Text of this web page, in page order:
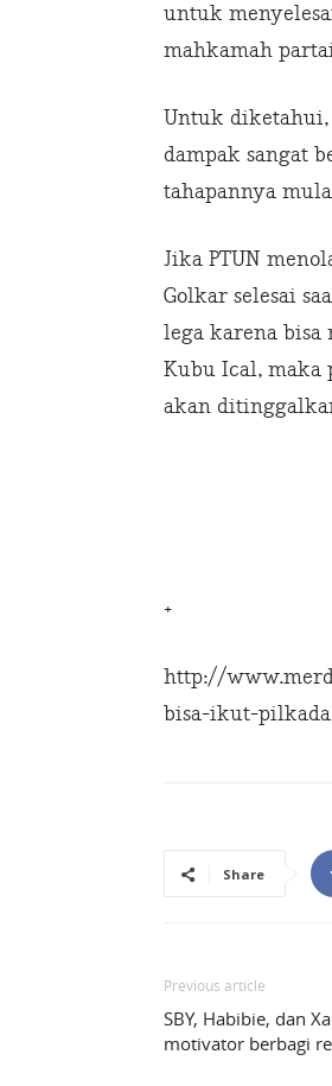
untuk
mahkamah
Untuk
dampak sangat
tahapannya
Jika PTUN
Golkar selesai
lega karena bisa
Kubu Ical, maka
akan
+
http://
bisa-ikut-
Share
Previous article
SBY, Habibie, dan
motivator berbagi